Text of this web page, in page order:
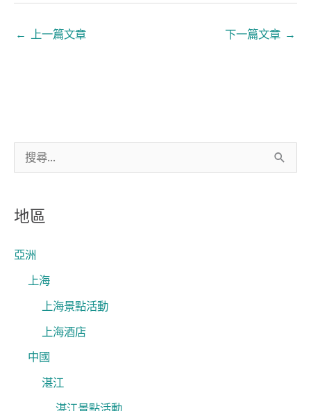
關
鍵
字
地區
亞洲
上海
上海景點活動
上海酒店
中國
湛江
湛江景點活動
← 上一篇文章 下一篇文章 →